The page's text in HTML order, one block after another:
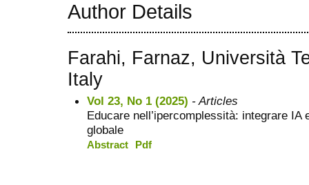
Author Details
Farahi, Farnaz, Università
Italy
Vol 23, No 1 (2025) - Articles
Educare nell’ipercomplessità: integrare
globale
Abstract Pdf